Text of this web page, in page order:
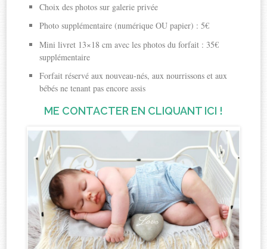
Choix des photos sur galerie privée
Photo supplémentaire (numérique OU papier) : 5€
Mini livret 13×18 cm avec les photos du forfait : 35€
supplémentaire
Forfait réservé aux nouveau-nés, aux nourrissons et aux
bébés ne tenant pas encore assis
ME CONTACTER EN CLIQUANT ICI !